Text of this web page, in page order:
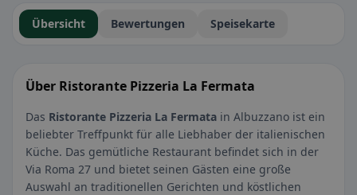
Übersicht Bewertungen Speisekarte
Über Ristorante Pizzeria La Fermata
Das Ristorante Pizzeria La Fermata in Albuzzano ist ein
beliebter Treffpunkt für alle Liebhaber der italienischen
Küche. Das gemütliche Restaurant befindet sich in der
Via Roma 27 und bietet seinen Gästen eine große
Auswahl an traditionellen Gerichten und köstlichen